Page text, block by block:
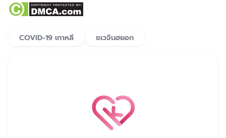
COVID-19 เกาหลี ชเวจินฮยอก